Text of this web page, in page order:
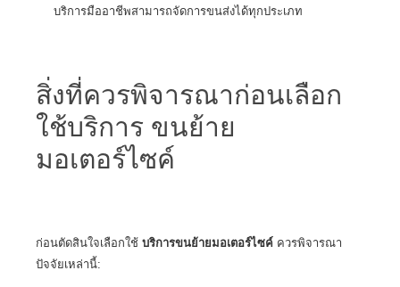
บริการมืออาชีพสามารถจัดการขนส่งได้ทุกประเภท
สิ่งที่ควรพิจารณาก่อนเลือก
ใช้บริการ ขนย้าย
มอเตอร์ไซค์
ก่อนตัดสินใจเลือกใช้ บริการขนย้ายมอเตอร์ไซค์ ควรพิจารณา
ปัจจัยเหล่านี้: